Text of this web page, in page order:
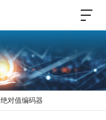
绝对值编码器